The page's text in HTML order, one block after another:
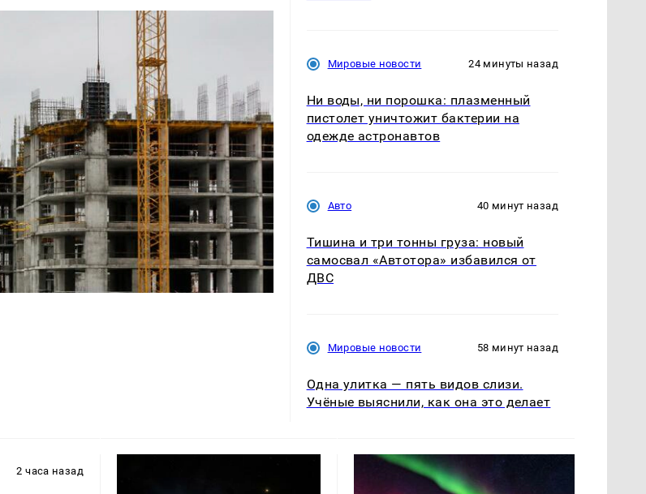
Мировые новости 24 минуты назад
Ни воды, ни порошка: плазменный
пистолет уничтожит бактерии на
одежде астронавтов
Авто 40 минут назад
Тишина и три тонны груза: новый
самосвал «Автотора» избавился от
ДВС
Мировые новости 58 минут назад
Одна улитка — пять видов слизи.
Учёные выяснили, как она это делает
2 часа назад